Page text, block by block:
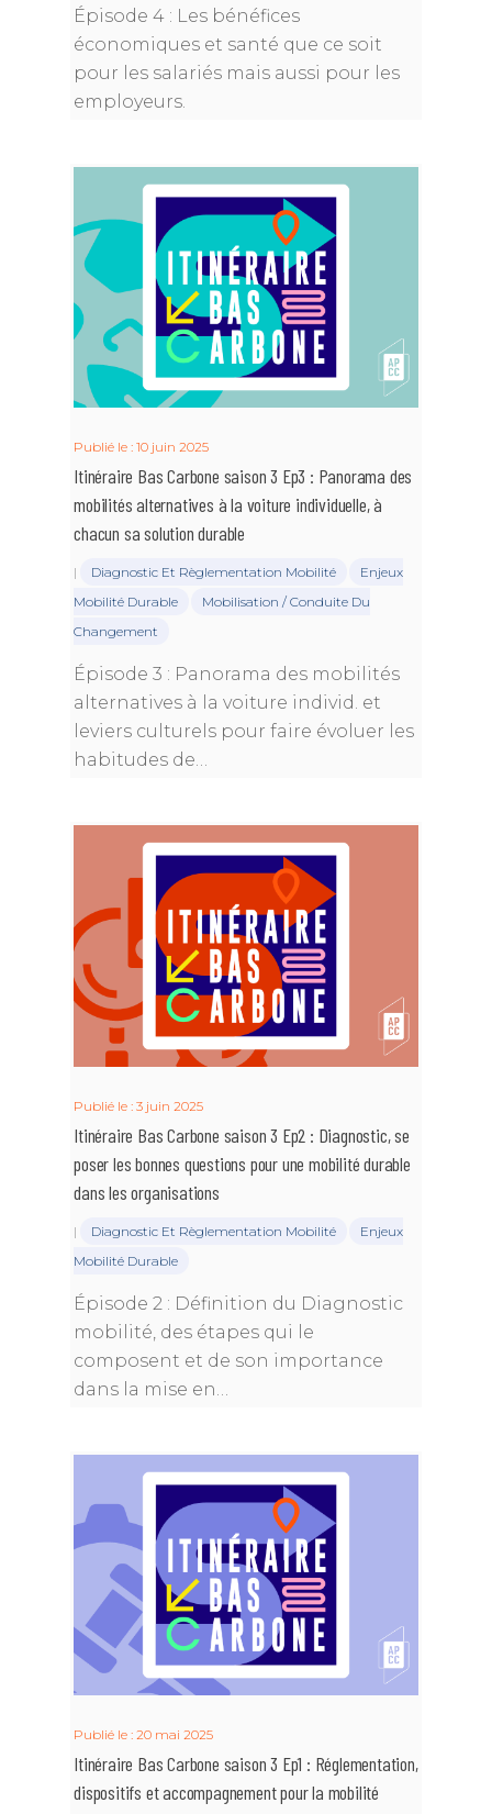
Épisode 4 : Les bénéfices
économiques et santé que ce soit
pour les salariés mais aussi pour les
employeurs.
Publié le : 10 juin 2025
Itinéraire Bas Carbone saison 3 Ep3 : Panorama des
mobilités alternatives à la voiture individuelle, à
chacun sa solution durable
| Diagnostic Et Règlementation Mobilité
Enjeux
Mobilité Durable
Mobilisation / Conduite Du
Changement
Épisode 3 : Panorama des mobilités
alternatives à la voiture individ. et
leviers culturels pour faire évoluer les
habitudes de…
Publié le : 3 juin 2025
Itinéraire Bas Carbone saison 3 Ep2 : Diagnostic, se
poser les bonnes questions pour une mobilité durable
dans les organisations
| Diagnostic Et Règlementation Mobilité
Enjeux
Mobilité Durable
Épisode 2 : Définition du Diagnostic
mobilité, des étapes qui le
composent et de son importance
dans la mise en…
Publié le : 20 mai 2025
Itinéraire Bas Carbone saison 3 Ep1 : Réglementation,
dispositifs et accompagnement pour la mobilité
Annuaire des
Devenir adhérent
Devenir adhérent
Règlement Intérieur
Statuts de
Qui sommes-nous
Missions & objectifs
Gouvernance
Collectivités,
Climat
Événements